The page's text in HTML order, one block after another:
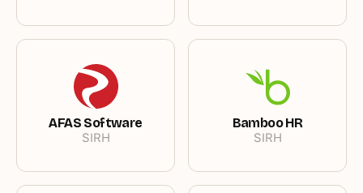
AFAS Software
SIRH
Bamboo HR
SIRH